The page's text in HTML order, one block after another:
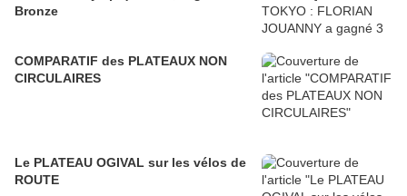
Bronze
COMPARATIF des PLATEAUX NON
CIRCULAIRES
Le PLATEAU OGIVAL sur les vélos de
ROUTE